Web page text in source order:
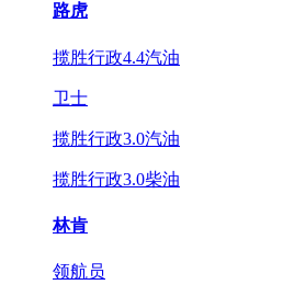
路虎
揽胜行政4.4汽油
卫士
揽胜行政3.0汽油
揽胜行政3.0柴油
林肯
领航员